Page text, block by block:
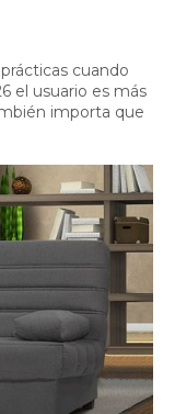
cuando
el usuario es más
importa que